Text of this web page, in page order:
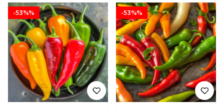
-53%% -53%%